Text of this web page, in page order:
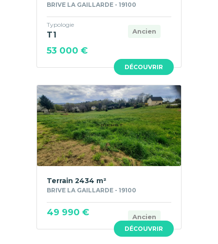
DÉCOUVRIR
BRIVE LA GAILLARDE - 19100
Ancien
Typologie
T1
53 000 €
DÉCOUVRIR
Terrain 2434 m²
BRIVE LA GAILLARDE - 19100
Ancien
49 990 €